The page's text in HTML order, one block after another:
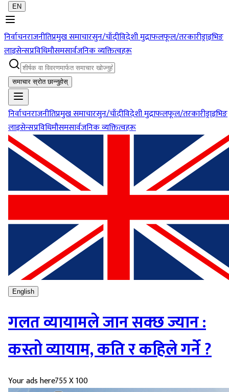
EN
निर्वाचनराजनीतिप्रमुख समाचारसुन/चाँदीविदेशी मुद्राफलफूल/तरकारीड्राइभिङ
लाइसेन्सप्रविधिमौसमसार्वजनिक व्यक्तित्वहरू
समाचार स्रोत छान्नुहोस्
निर्वाचनराजनीतिप्रमुख समाचारसुन/चाँदीविदेशी मुद्राफलफूल/तरकारीड्राइभिङ
लाइसेन्सप्रविधिमौसमसार्वजनिक व्यक्तित्वहरू
English
गलत व्यायामले जान सक्छ ज्यान :
कस्तो व्यायाम, कति र कहिले गर्ने ?
Your ads here755 X 100